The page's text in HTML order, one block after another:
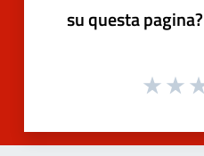
su questa pagina?